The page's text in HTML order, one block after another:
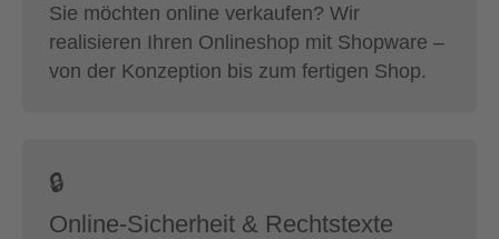
Sie möchten online verkaufen? Wir
realisieren Ihren Onlineshop mit Shopware –
von der Konzeption bis zum fertigen Shop.
🔒
Online-Sicherheit & Rechtstexte